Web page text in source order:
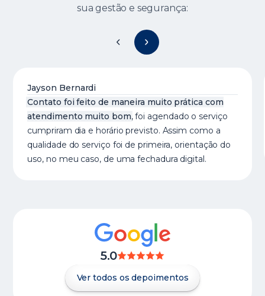
sua gestão e segurança:
Jayson Bernardi
Contato foi feito de maneira muito prática com
atendimento muito bom, foi agendado o serviço
cumpriram dia e horário previsto. Assim como a
qualidade do serviço foi de primeira, orientação do
uso, no meu caso, de uma fechadura digital.
5.0
Ver todos os depoimentos